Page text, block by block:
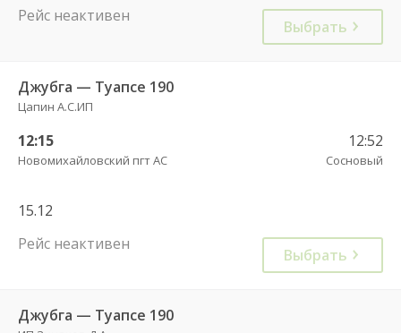
Рейс неактивен
Выбрать
Джубга — Туапсе 190
Цапин А.С.ИП
12:15
Новомихайловский пгт АС
12:52
Сосновый
15.12
Рейс неактивен
Выбрать
Джубга — Туапсе 190